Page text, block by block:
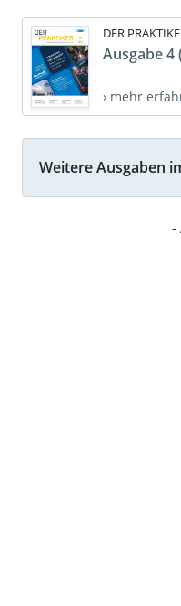
DER
Ausgabe 4
› mehr
Weitere Ausgaben
-